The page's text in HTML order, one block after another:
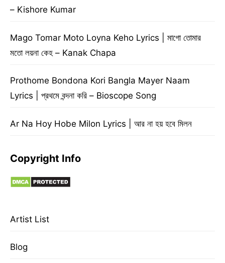
– Kishore Kumar
Mago Tomar Moto Loyna Keho Lyrics | মাগো তোমার
মতো লয়না কেহ – Kanak Chapa
Prothome Bondona Kori Bangla Mayer Naam
Lyrics | প্রথমে বন্দনা করি – Bioscope Song
Ar Na Hoy Hobe Milon Lyrics | আর না হয় হবে মিলন
Copyright Info
Artist List
Blog